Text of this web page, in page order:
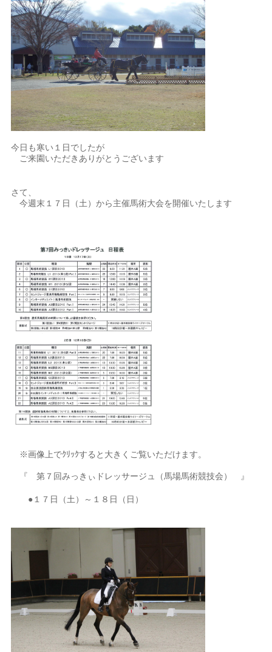
今日も寒い１日でしたが
ご来園いただきありがとうございます
さて、
今週末１７日（土）から主催馬術大会を開催いたします
※画像上でｸﾘｯｸすると大きくご覧いただけます。
『 第７回みっきぃドレッサージュ（馬場馬術競技会） 』
●１７日（土）～１８日（日）